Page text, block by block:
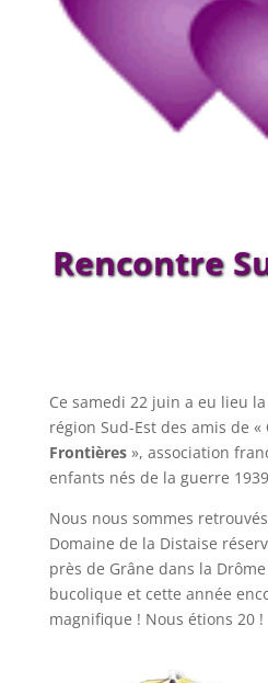
Rencontre
Ce samedi 22 juin a eu lieu la
région Sud-Est des amis de «
Frontières», association
enfants nés de la guerre
Nous nous sommes
Domaine de la Distaise
près de Grâne dans la
bucolique et cette année
magnifique ! Nous étions 20 !